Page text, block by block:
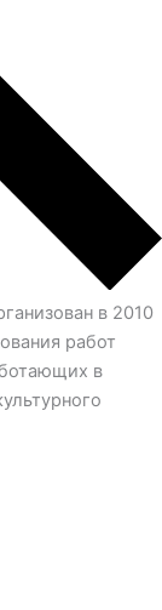
в 2010
работ
в